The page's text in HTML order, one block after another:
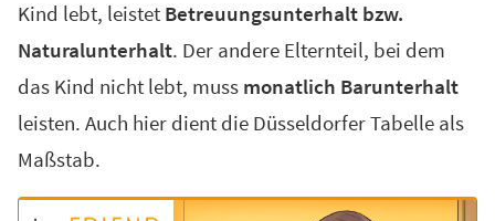
Kind lebt, leistet Betreuungsunterhalt bzw.
Naturalunterhalt. Der andere Elternteil, bei dem
das Kind nicht lebt, muss monatlich Barunterhalt
leisten. Auch hier dient die Düsseldorfer Tabelle als
Maßstab.